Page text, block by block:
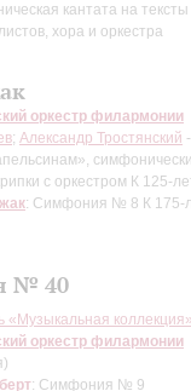
кантата на
хора и оркестра
оркестр филармонии
; Александр Тростянский
с оркестром К 125-
: Симфония № 8 К 175-
№ 40
коллекция»
оркестр филармонии
: Симфония № 9